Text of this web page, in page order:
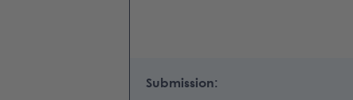
Submission: